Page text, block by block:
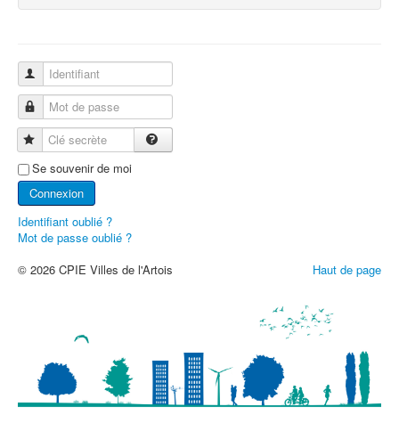
Identifiant
Mot de passe
Clé secrète
Se souvenir de moi
Connexion
Identifiant oublié ?
Mot de passe oublié ?
Haut de page
© 2026 CPIE Villes de l'Artois